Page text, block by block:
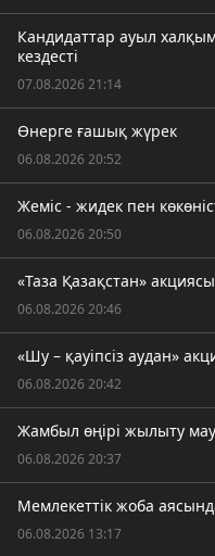
Кандидаттар ауыл
кездесті
07.08.2026 21:14
Өнерге ғашық жүрек
06.08.2026 20:52
Жеміс - жидек пен
06.08.2026 20:50
«Таза Қазақстан»
06.08.2026 20:46
«Шу – қауіпсіз аудан»
06.08.2026 20:42
Жамбыл өңірі жылыту
06.08.2026 20:37
Мемлекеттік жоба
06.08.2026 13:17